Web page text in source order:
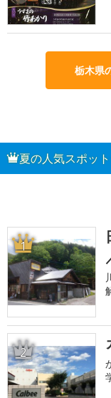
栃木県
夏の人気スポッ
1
2